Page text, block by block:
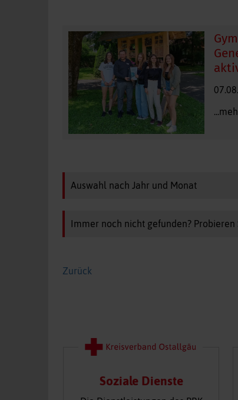
Auswahl nach Jahr und Monat
Immer noch nicht gefunden? Probieren
Zurück
Soziale Dienste